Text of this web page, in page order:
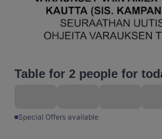
Table for 2 people for
Special Offers available